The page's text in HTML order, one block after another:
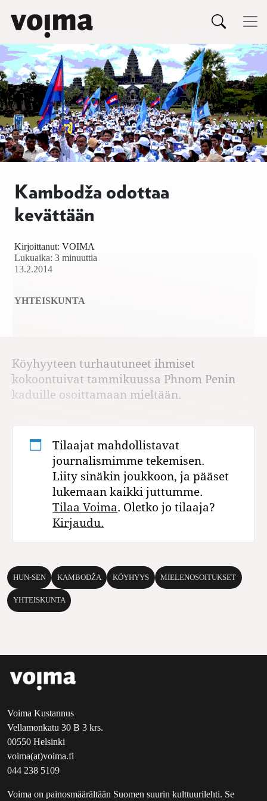
Siirry sisältöön
Päävalikko
Kambodža odottaa
kevättään
13.2.2014
Kirjoittanut: VOIMA
Lukuaika: 3 minuuttia
YHTEISKUNTA
Köyhyyteen turhautuneet ihmiset
kokoontuivat tammikuussa Phnom Penin
kaduille osoittamaan mieltään.
Tilaajat mahdollistavat
journalismimme tekemisen.
Liity sinäkin joukkoon, ja pääset
lukemaan kaikki juttumme.
Tilaa Voima. Oletko jo tilaaja?
Kirjaudu.
HUN-SEN KAMBODŽA KÖYHYYS MIELENOSOITUKSET
YHTEISKUNTA
Voima Kustannus
Vellamonkatu 30 B 3 krs.
00550 Helsinki
voima(at)voima.fi
044 238 5109
Voima on painosmäärältään Suomen suurin kulttuurilehti. Se